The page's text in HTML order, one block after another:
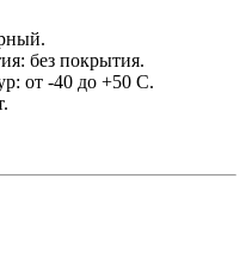
без покрытия.
от -40 до +50 С.